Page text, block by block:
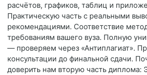
расчётов, графиков, таблиц и
Практическую часть с реальными
рекомендациями. Соответствие
требованиям вашего вуза. Полную
— проверяем через «Антиплагиат».
консультации до финальной сдачи.
доверить нам вторую часть диплома: